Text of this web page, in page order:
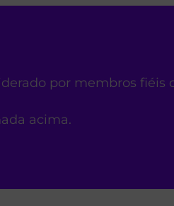
por membros fiéis
acima.